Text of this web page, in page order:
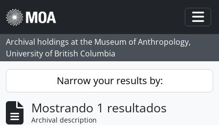
Skip to main content
Archival holdings at the Museum of Anthropology,
University of British Columbia
Narrow your results by:
Mostrando 1 resultados
Archival description